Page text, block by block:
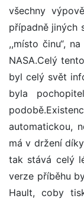
všechny
případně jiných
,,místo činu“,
NASA.Celý
byl celý svět
byla
automatickou,
má v držení
tak stává celý
verze příběhu
Hault, coby